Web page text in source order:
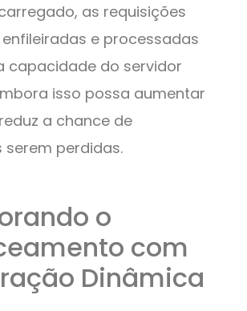
as requisições
e processadas
capacidade do servidor
isso possa aumentar
a chance de
serem perdidas.
o
com
Dinâmica